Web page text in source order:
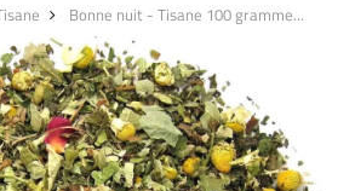
Bonne nuit - Tisane 100 gramme...